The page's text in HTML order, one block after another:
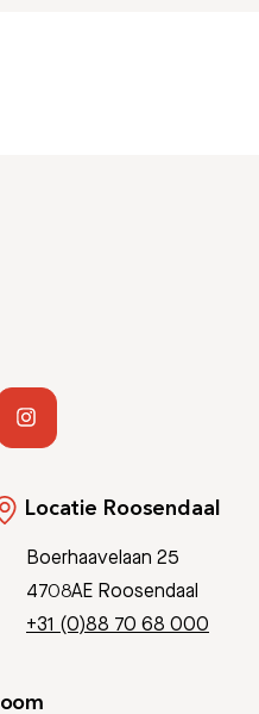
Locatie Roosendaal
Boerhaavelaan 25
4708AE Roosendaal
+31 (0)88 70 68 000